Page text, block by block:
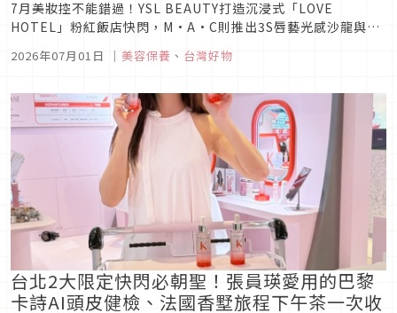
7月美妝控不能錯過！YSL BEAUTY打造沉浸式「LOVE
HOTEL」粉紅飯店快閃，M·A·C則推出3S唇藝光感沙龍與玻
體驗、日期與地點。
2026年07月01日 ｜ 美容保養 、 台灣好物
台北2大限定快閃必朝聖！張員瑛愛用的巴黎
卡詩AI頭皮健檢、法國香墅旅程下午茶一次收